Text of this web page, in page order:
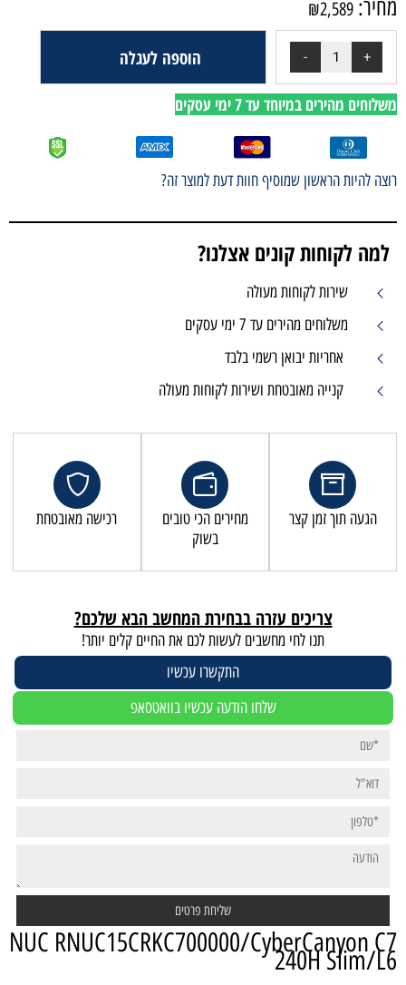
מחיר: ₪2,589
הוספה לעגלה
משלוחים מהירים במיוחד עד 7 ימי עסקים
רוצה להיות הראשון שמוסיף חוות דעת למוצר זה?
למה לקוחות קונים אצלנו?
שירות לקוחות מעולה
משלוחים מהירים עד 7 ימי עסקים
אחריות יבואן רשמי בלבד
קנייה מאובטחת ושירות לקוחות מעולה
הגעה תוך זמן קצר
מחירים הכי טובים
בשוק
רכישה מאובטחת
צריכים עזרה בבחירת המחשב הבא שלכם?
תנו לחי מחשבים לעשות לכם את החיים קלים יותר!
התקשרו עכשיו
שלחו הודעה עכשיו בוואטסאפ
NUC RNUC15CRKC700000/CyberCanyon C7
240H Slim/L6